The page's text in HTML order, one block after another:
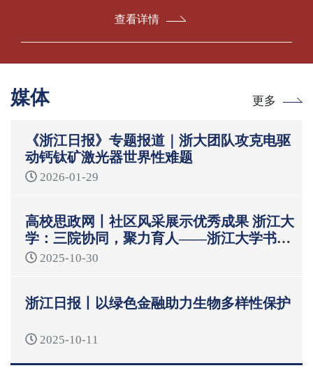
查看详情
媒体 更多
《浙江日报》专题报道｜浙大团队攻克电驱
动钙钛矿激光器世界性难题
2026-01-29
高校思政网丨社区风采展示优秀成果 浙江大
学：三院协同，聚力育人——浙江大学书院
制“一站式”学生社区育人模式
2025-10-30
浙江日报丨以绿色金融助力生物多样性保护
2025-10-11